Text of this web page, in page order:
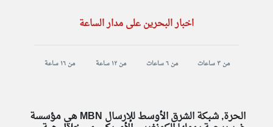
اخبار البحرين على مدار الساعة
من ٣ ساعات من ٦ ساعات من ١٢ ساعة من ١٦ ساعة
الحرة, شبكة الشرق الأوسط للإرسال MBN هي مؤسسة